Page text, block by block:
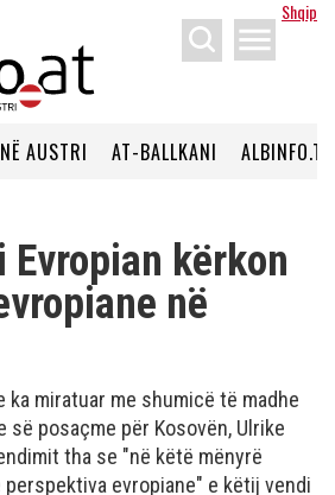
Shqip
menu
AUSTRI AT-BALLKANI ALBINFO.TV
Evropian kërkon
në
ka miratuar me shumicë të madhe
së posaçme për Kosovën, Ulrike
tha se "në këtë mënyrë
perspektiva evropiane" e këtij vendi